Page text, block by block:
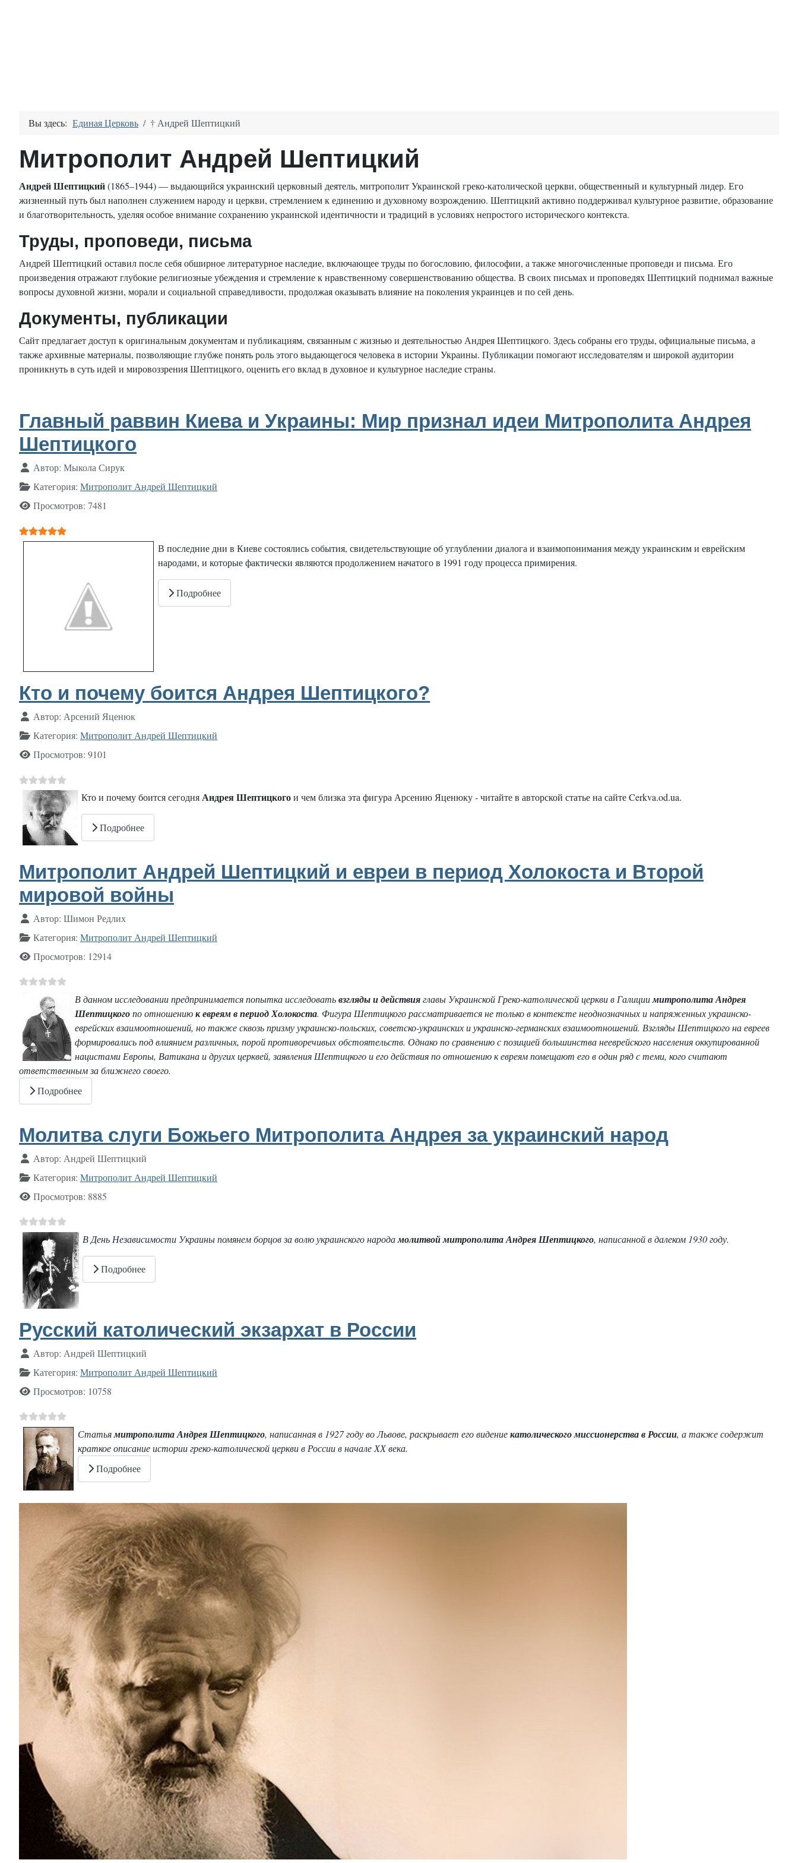
Вы здесь: Единая Церковь † Андрей Шептицкий
Митрополит Андрей Шептицкий
Андрей Шептицкий(1865–1944) — выдающийся украинский церковный деятель, митрополит Украинской греко-католической церкви, общественный и культурный лидер. Его
жизненный путь был наполнен служением народу и церкви, стремлением к единению и духовному возрождению. Шептицкий активно поддерживал культурное развитие, образование
и благотворительность, уделяя особое внимание сохранению украинской идентичности и традиций в условиях непростого исторического контекста.
Труды, проповеди, письма
Андрей Шептицкий оставил после себя обширное литературное наследие, включающее труды по богословию, философии, а также многочисленные проповеди и письма. Его
произведения отражают глубокие религиозные убеждения и стремление к нравственному совершенствованию общества. В своих письмах и проповедях Шептицкий поднимал важные
вопросы духовной жизни, морали и социальной справедливости, продолжая оказывать влияние на поколения украинцев и по сей день.
Документы, публикации
Сайт предлагает доступ к оригинальным документам и публикациям, связанным с жизнью и деятельностью Андрея Шептицкого. Здесь собраны его труды, официальные письма, а
также архивные материалы, позволяющие глубже понять роль этого выдающегося человека в истории Украины. Публикации помогают исследователям и широкой аудитории
проникнуть в суть идей и мировоззрения Шептицкого, оценить его вклад в духовное и культурное наследие страны.
Главный раввин Киева и Украины: Мир признал идеи Митрополита Андрея
Шептицкого
Информация о материале
Автор: Мыкола Сирук
Категория: Митрополит Андрей Шептицкий
Просмотров: 7481
Рейтинг:5/
В последние дни в Киеве состоялись события, свидетельствующие об углублении диалога и взаимопонимания между украинским и еврейским
народами, и которые фактически являются продолжением начатого в 1991 году процесса примирения.
Подробнее
Кто и почему боится Андрея Шептицкого?
Информация о материале
Автор: Арсений Яценюк
Категория: Митрополит Андрей Шептицкий
Просмотров: 9101
Кто и почему боится сегодняАндрея Шептицкогои чем близка эта фигура Арсению Яценюку - читайте в авторской статье на сайте Cerkva.od.ua.
Подробнее
Митрополит Андрей Шептицкий и евреи в период Холокоста и Второй
мировой войны
Информация о материале
Автор: Шимон Редлих
Категория: Митрополит Андрей Шептицкий
Просмотров: 12914
В данном исследовании предпринимается попытка исследоватьвзгляды и действияглавы Украинской Греко-католической церкви в Галициимитрополита Андрея
Шептицкогопо отношениюк евреям в период Холокоста. Фигура Шептицкого рассматривается не только в контексте неоднозначных и напряженных украинско-
еврейских взаимоотношений, но также сквозь призму украинско-польских, советско-украинских и украинско-германских взаимоотношений. Взгляды Шептицкого на евреев
формировались под влиянием различных, порой противоречивых обстоятельств. Однако по сравнению с позицией большинства нееврейского населения оккупированной
нацистами Европы, Ватикана и других церквей, заявления Шептицкого и его действия по отношению к евреям помещают его в один ряд с теми, кого считают
ответственным за ближнего своего.
Подробнее
Молитва слуги Божьего Митрополита Андрея за украинский народ
Информация о материале
Автор: Андрей Шептицкий
Категория: Митрополит Андрей Шептицкий
Просмотров: 8885
В День Независимости Украины помянем борцов за волю украинского народамолитвой митрополита Андрея Шептицкого, написанной в далеком 1930 году.
Подробнее
Русский католический экзархат в России
Информация о материале
Автор: Андрей Шептицкий
Категория: Митрополит Андрей Шептицкий
Просмотров: 10758
Статьямитрополита Андрея Шептицкого, написанная в 1927 году во Львове, раскрывает его видениекатолического миссионерства в России, а также содержит
краткое описание истории греко-католической церкви в России в начале ХХ века.
Подробнее